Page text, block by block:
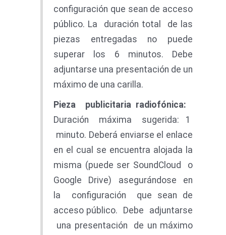
configuración que sean de acceso
público. La duración total de las
piezas entregadas no puede
superar los 6 minutos. Debe
adjuntarse una presentación de un
máximo de una carilla.
Pieza publicitaria radiofónica:
Duración máxima sugerida: 1
minuto. Deberá enviarse el enlace
en el cual se encuentra alojada la
misma (puede ser SoundCloud o
Google Drive) asegurándose en
la configuración que sean de
acceso público. Debe adjuntarse
una presentación de un máximo